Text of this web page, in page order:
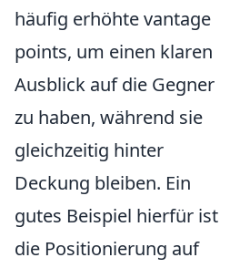
häufig erhöhte vantage
points, um einen klaren
Ausblick auf die Gegner
zu haben, während sie
gleichzeitig hinter
Deckung bleiben. Ein
gutes Beispiel hierfür ist
die Positionierung auf